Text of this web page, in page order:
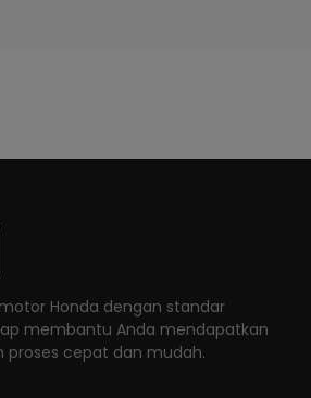
Honda dengan standar
membantu Anda mendapatkan
cepat dan mudah.